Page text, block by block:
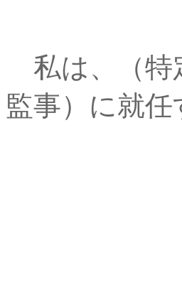
私は、（特
監事）に就